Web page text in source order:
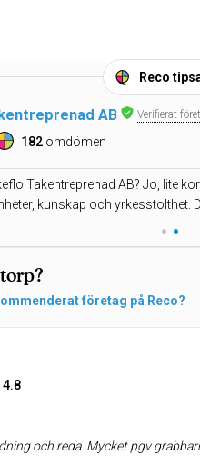
Reco
AB Verifierat
182 omdömen
Takentreprenad AB? Jo, lite
kunskap och yrkesstolthet.
• •
företag på Reco?
4.8
och reda. Mycket pgv